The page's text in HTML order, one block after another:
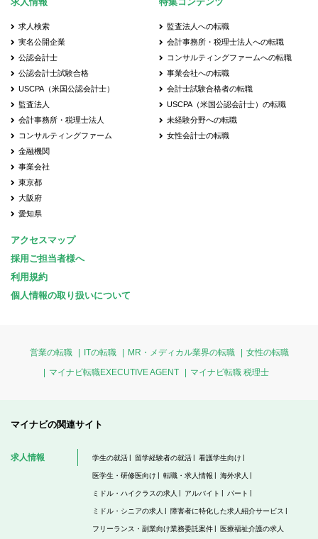
求人検索
実名公開企業
公認会計士
公認会計士試験合格
USCPA（米国公認会計士）
監査法人
会計事務所・税理士法人
コンサルティングファーム
金融機関
事業会社
東京都
大阪府
愛知県
監査法人への転職
会計事務所・税理士法人への転職
コンサルティングファームへの転職
事業会社への転職
会計士試験合格者の転職
USCPA（米国公認会計士）の転職
未経験分野への転職
女性会計士の転職
アクセスマップ
採用ご担当者様へ
利用規約
個人情報の取り扱いについて
営業の転職 ITの転職 MR・メディカル業界の転職
女性の転職
マイナビ転職EXECUTIVE AGENT
マイナビ転職 税理士
マイナビの関連サイト
求人情報 学生の就活 留学経験者の就活 看護学生向け
医学生・研修医向け 転職・求人情報 海外求人
ミドル・ハイクラスの求人 アルバイト パート
ミドル・シニアの求人 障害者に特化した求人紹介サービス
フリーランス・副業向け業務委託案件 医療福祉介護の求人